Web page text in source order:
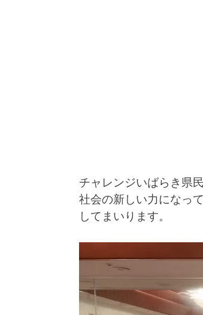
チャレンジいばらき県
社会の新しい力になっ
してまいります。